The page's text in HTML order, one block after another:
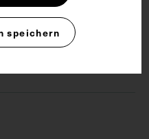
speichern